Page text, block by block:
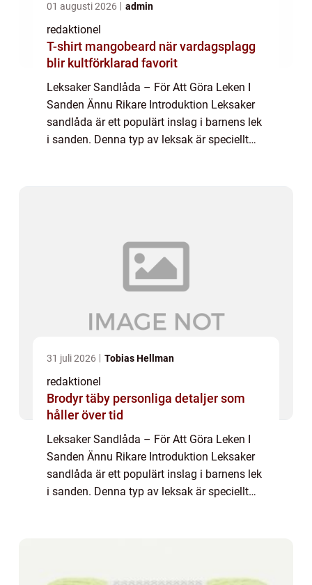
01 augusti 2026 admin
redaktionel
T-shirt mangobeard när vardagsplagg
blir kultförklarad favorit
Leksaker Sandlåda – För Att Göra Leken I
Sanden Ännu Rikare Introduktion Leksaker
sandlåda är ett populärt inslag i barnens lek
i sanden. Denna typ av leksak är speciellt
31 juli 2026 Tobias Hellman
redaktionel
Brodyr täby personliga detaljer som
håller över tid
Leksaker Sandlåda – För Att Göra Leken I
Sanden Ännu Rikare Introduktion Leksaker
sandlåda är ett populärt inslag i barnens lek
i sanden. Denna typ av leksak är speciellt